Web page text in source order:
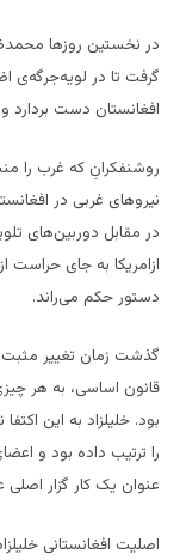
در نخستین روزها
گرفت تا در لویه‌جرگه‌ی
افغانستان دست بردارد
روشنفکرانِ که غرب را
نیروهای غربی در
در مقابل دوربین‌های
ازامریکا به جای حراست
دستور حکم می‌راند.
گذشت زمان تغییر مثبت
قانون اساسی، به هر
بود. خلیلزاد به این
را ترتیب داده بود و
عنوان یک کار گزار
اصلیت افغانستانی